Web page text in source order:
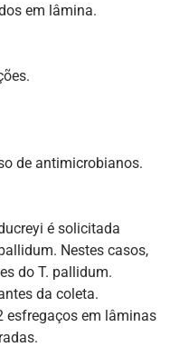
em lâmina.
de antimicrobianos.
é solicitada
Nestes casos,
do T. pallidum.
da coleta.
esfregaços em lâminas